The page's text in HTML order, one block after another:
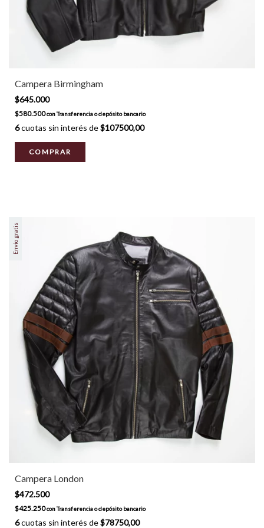
Campera Birmingham
$645.000
$580.500conTransferencia o depósito bancario
6cuotas sin interés de$107500,00
COMPRAR
Envío gratis
Campera London
$472.500
$425.250conTransferencia o depósito bancario
6cuotas sin interés de$78750,00